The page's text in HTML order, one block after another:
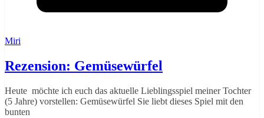
Miri
Rezension: Gemüsewürfel
Heute möchte ich euch das aktuelle Lieblingsspiel meiner Tochter
(5 Jahre) vorstellen: Gemüsewürfel Sie liebt dieses Spiel mit den
bunten